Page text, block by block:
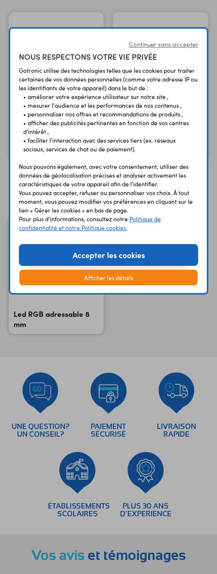
5 leds RGB 5mm
NeoPixel ADA1938
6,60 € TTC
5,50 € HT Code : 03886
5 leds RGB 8mm
NeoPixel ADA1734
6,60 €
TTC
5,50 €
Vous avez déja consulté
Led RGB adressable 8
mm
UNE QUESTION?
UN CONSEIL?
PAIEMENT
SÉCURISÉ
LIVRAISON
RAPIDE
ÉTABLISSEMENTS
SCOLAIRES
PLUS 30 ANS
D’EXPERIENCE
Vos avis et témoignages
Continuer sans accepter
NOUS RESPECTONS VOTRE VIE PRIVÉE
Gotronic utilise des technologies telles que les cookies pour traiter
certaines de vos données personnelles (comme votre adresse IP ou
les identifiants de votre appareil) dans le but de :
• améliorer votre expérience utilisateur sur notre site ,
• mesurer l'audience et les performances de nos contenus ,
• personnaliser nos offres et recommandations de produits ,
• afficher des publicités pertinentes en fonction de vos centres
d'intérêt ,
• faciliter l'interaction avec des services tiers (ex. réseaux
sociaux, services de chat ou de paiement).
Nous pouvons également, avec votre consentement, utiliser des
données de géolocalisation précises et analyser activement les
caractéristiques de votre appareil afin de l'identifier.
Vous pouvez accepter, refuser ou personnaliser vos choix. À tout
moment, vous pouvez modifier vos préférences en cliquant sur le
lien « Gérer les cookies » en bas de page.
Pour plus d'informations, consultez notre Politique de
confidentialité et notre Politique cookies.
Accepter les cookies
Afficher les détails